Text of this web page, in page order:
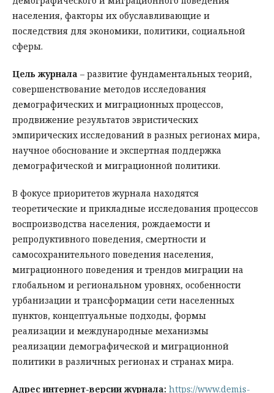
населения, факторы их обуславливающие и
последствия для экономики, политики, социальной
сферы.
Цель журнала – развитие фундаментальных теорий,
совершенствование методов исследования
демографических и миграционных процессов,
продвижение результатов эвристических
эмпирических исследований в разных регионах мира,
научное обоснование и экспертная поддержка
демографической и миграционной политики.
В фокусе приоритетов журнала находятся
теоретические и прикладные исследования процессов
воспроизводства населения, рождаемости и
репродуктивного поведения, смертности и
самосохранительного поведения населения,
миграционного поведения и трендов миграции на
глобальном и региональном уровнях, особенности
урбанизации и трансформации сети населенных
пунктов, концептуальные подходы, формы
реализации и международные механизмы
реализации демографической и миграционной
политики в различных регионах и странах мира.
Адрес интернет-версии журнала: https://www.demis-